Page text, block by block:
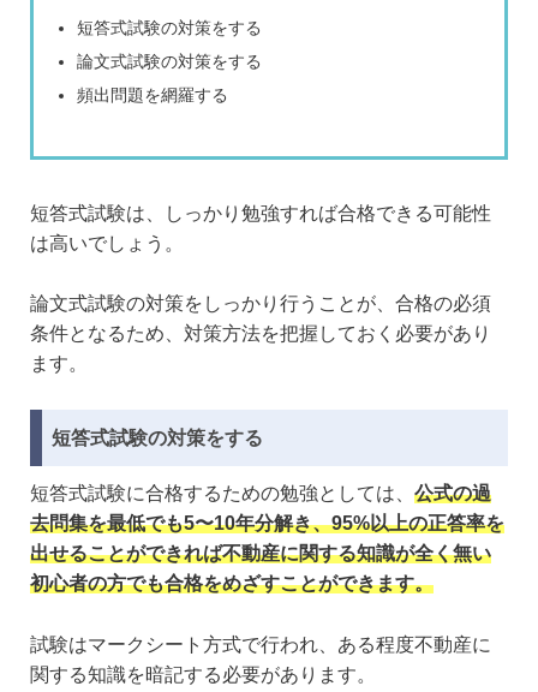
短答式試験の対策をする
論文式試験の対策をする
頻出問題を網羅する
短答式試験は、しっかり勉強すれば合格できる可能性
は高いでしょう。
論文式試験の対策をしっかり行うことが、合格の必須
条件となるため、対策方法を把握しておく必要があり
ます。
短答式試験の対策をする
短答式試験に合格するための勉強としては、 公式の過
去問集を最低でも5〜10年分解き、95%以上の正答率を
出せることができれば不動産に関する知識が全く無い
初心者の方でも合格をめざすことができます。
試験はマークシート方式で行われ、ある程度不動産に
関する知識を暗記する必要があります。